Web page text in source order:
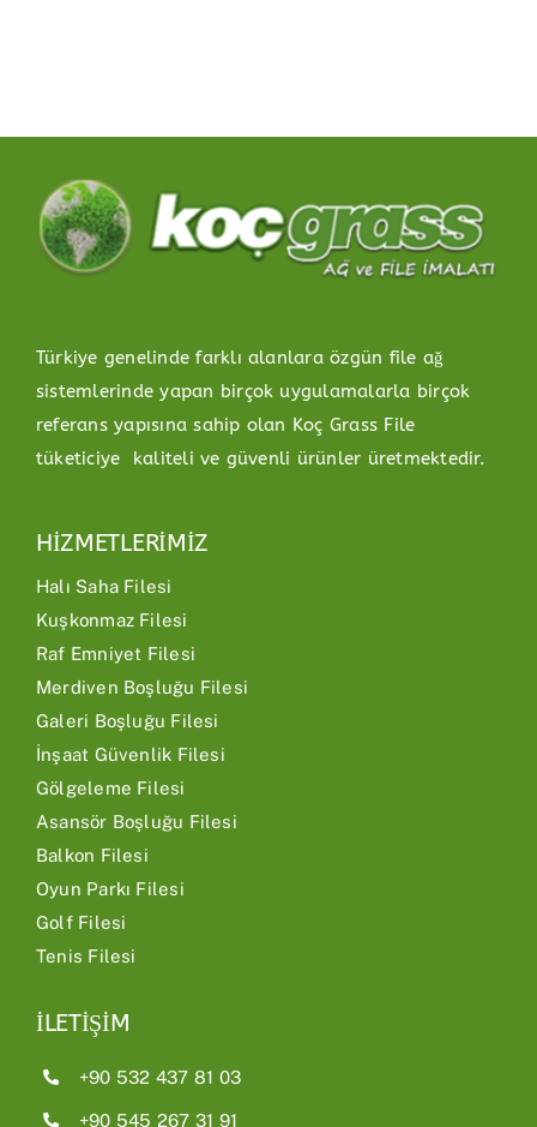
Türkiye genelinde farklı alanlara özgün file ağ
sistemlerinde yapan birçok uygulamalarla birçok
referans yapısına sahip olan Koç Grass File
tüketiciye kaliteli ve güvenli ürünler üretmektedir.
HİZMETLERİMİZ
Halı Saha Filesi
Kuşkonmaz Filesi
Raf Emniyet Filesi
Merdiven Boşluğu Filesi
Galeri Boşluğu Filesi
İnşaat Güvenlik Filesi
Gölgeleme Filesi
Asansör Boşluğu Filesi
Balkon Filesi
Oyun Parkı Filesi
Golf Filesi
Tenis Filesi
İLETİŞİM
+90 532 437 81 03
+90 545 267 31 91